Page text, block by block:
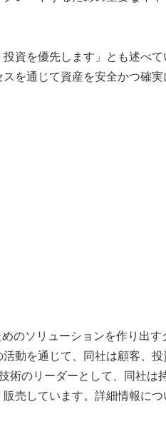
資を優先します」とも述べ
を通じて資産を安全かつ確実
のソリューションを作り出
動を通じて、同社は顧客、
のリーダーとして、同社は
売しています。詳細情報につ